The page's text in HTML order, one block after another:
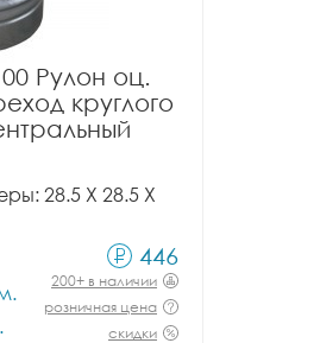
Рулон оц.
круглого
28.5 X 28.5 X
446
200+ в наличии
розничная цена
скидки